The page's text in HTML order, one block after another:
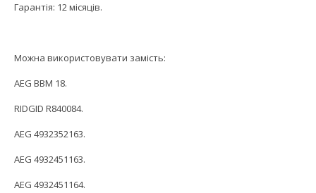
Гарантія: 12 місяців.
Можна використовувати замість:
AEG BBM 18.
RIDGID R840084.
AEG 4932352163.
AEG 4932451163.
AEG 4932451164.